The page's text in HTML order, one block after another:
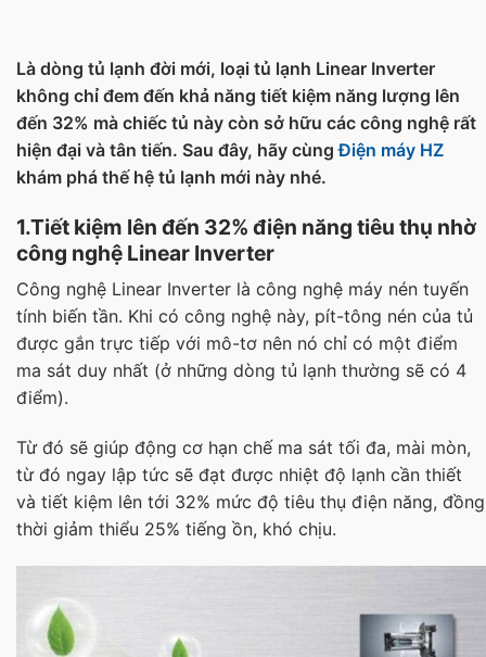
Là dòng tủ lạnh đời mới, loại tủ lạnh Linear Inverter
không chỉ đem đến khả năng tiết kiệm năng lượng lên
đến 32% mà chiếc tủ này còn sở hữu các công nghệ rất
hiện đại và tân tiến. Sau đây, hãy cùngĐiện máy HZ
khám phá thế hệ tủ lạnh mới này nhé.
1.Tiết kiệm lên đến 32% điện năng tiêu thụ nhờ
công nghệ Linear Inverter
Công nghệ Linear Inverter là công nghệ máy nén tuyến
tính biến tần. Khi có công nghệ này, pít-tông nén của tủ
được gắn trực tiếp với mô-tơ nên nó chỉ có một điểm
ma sát duy nhất (ở những dòng tủ lạnh thường sẽ có 4
điểm).
Từ đó sẽ giúp động cơ hạn chế ma sát tối đa, mài mòn,
từ đó ngay lập tức sẽ đạt được nhiệt độ lạnh cần thiết
và tiết kiệm lên tới 32% mức độ tiêu thụ điện năng, đồng
thời giảm thiểu 25% tiếng ồn, khó chịu.